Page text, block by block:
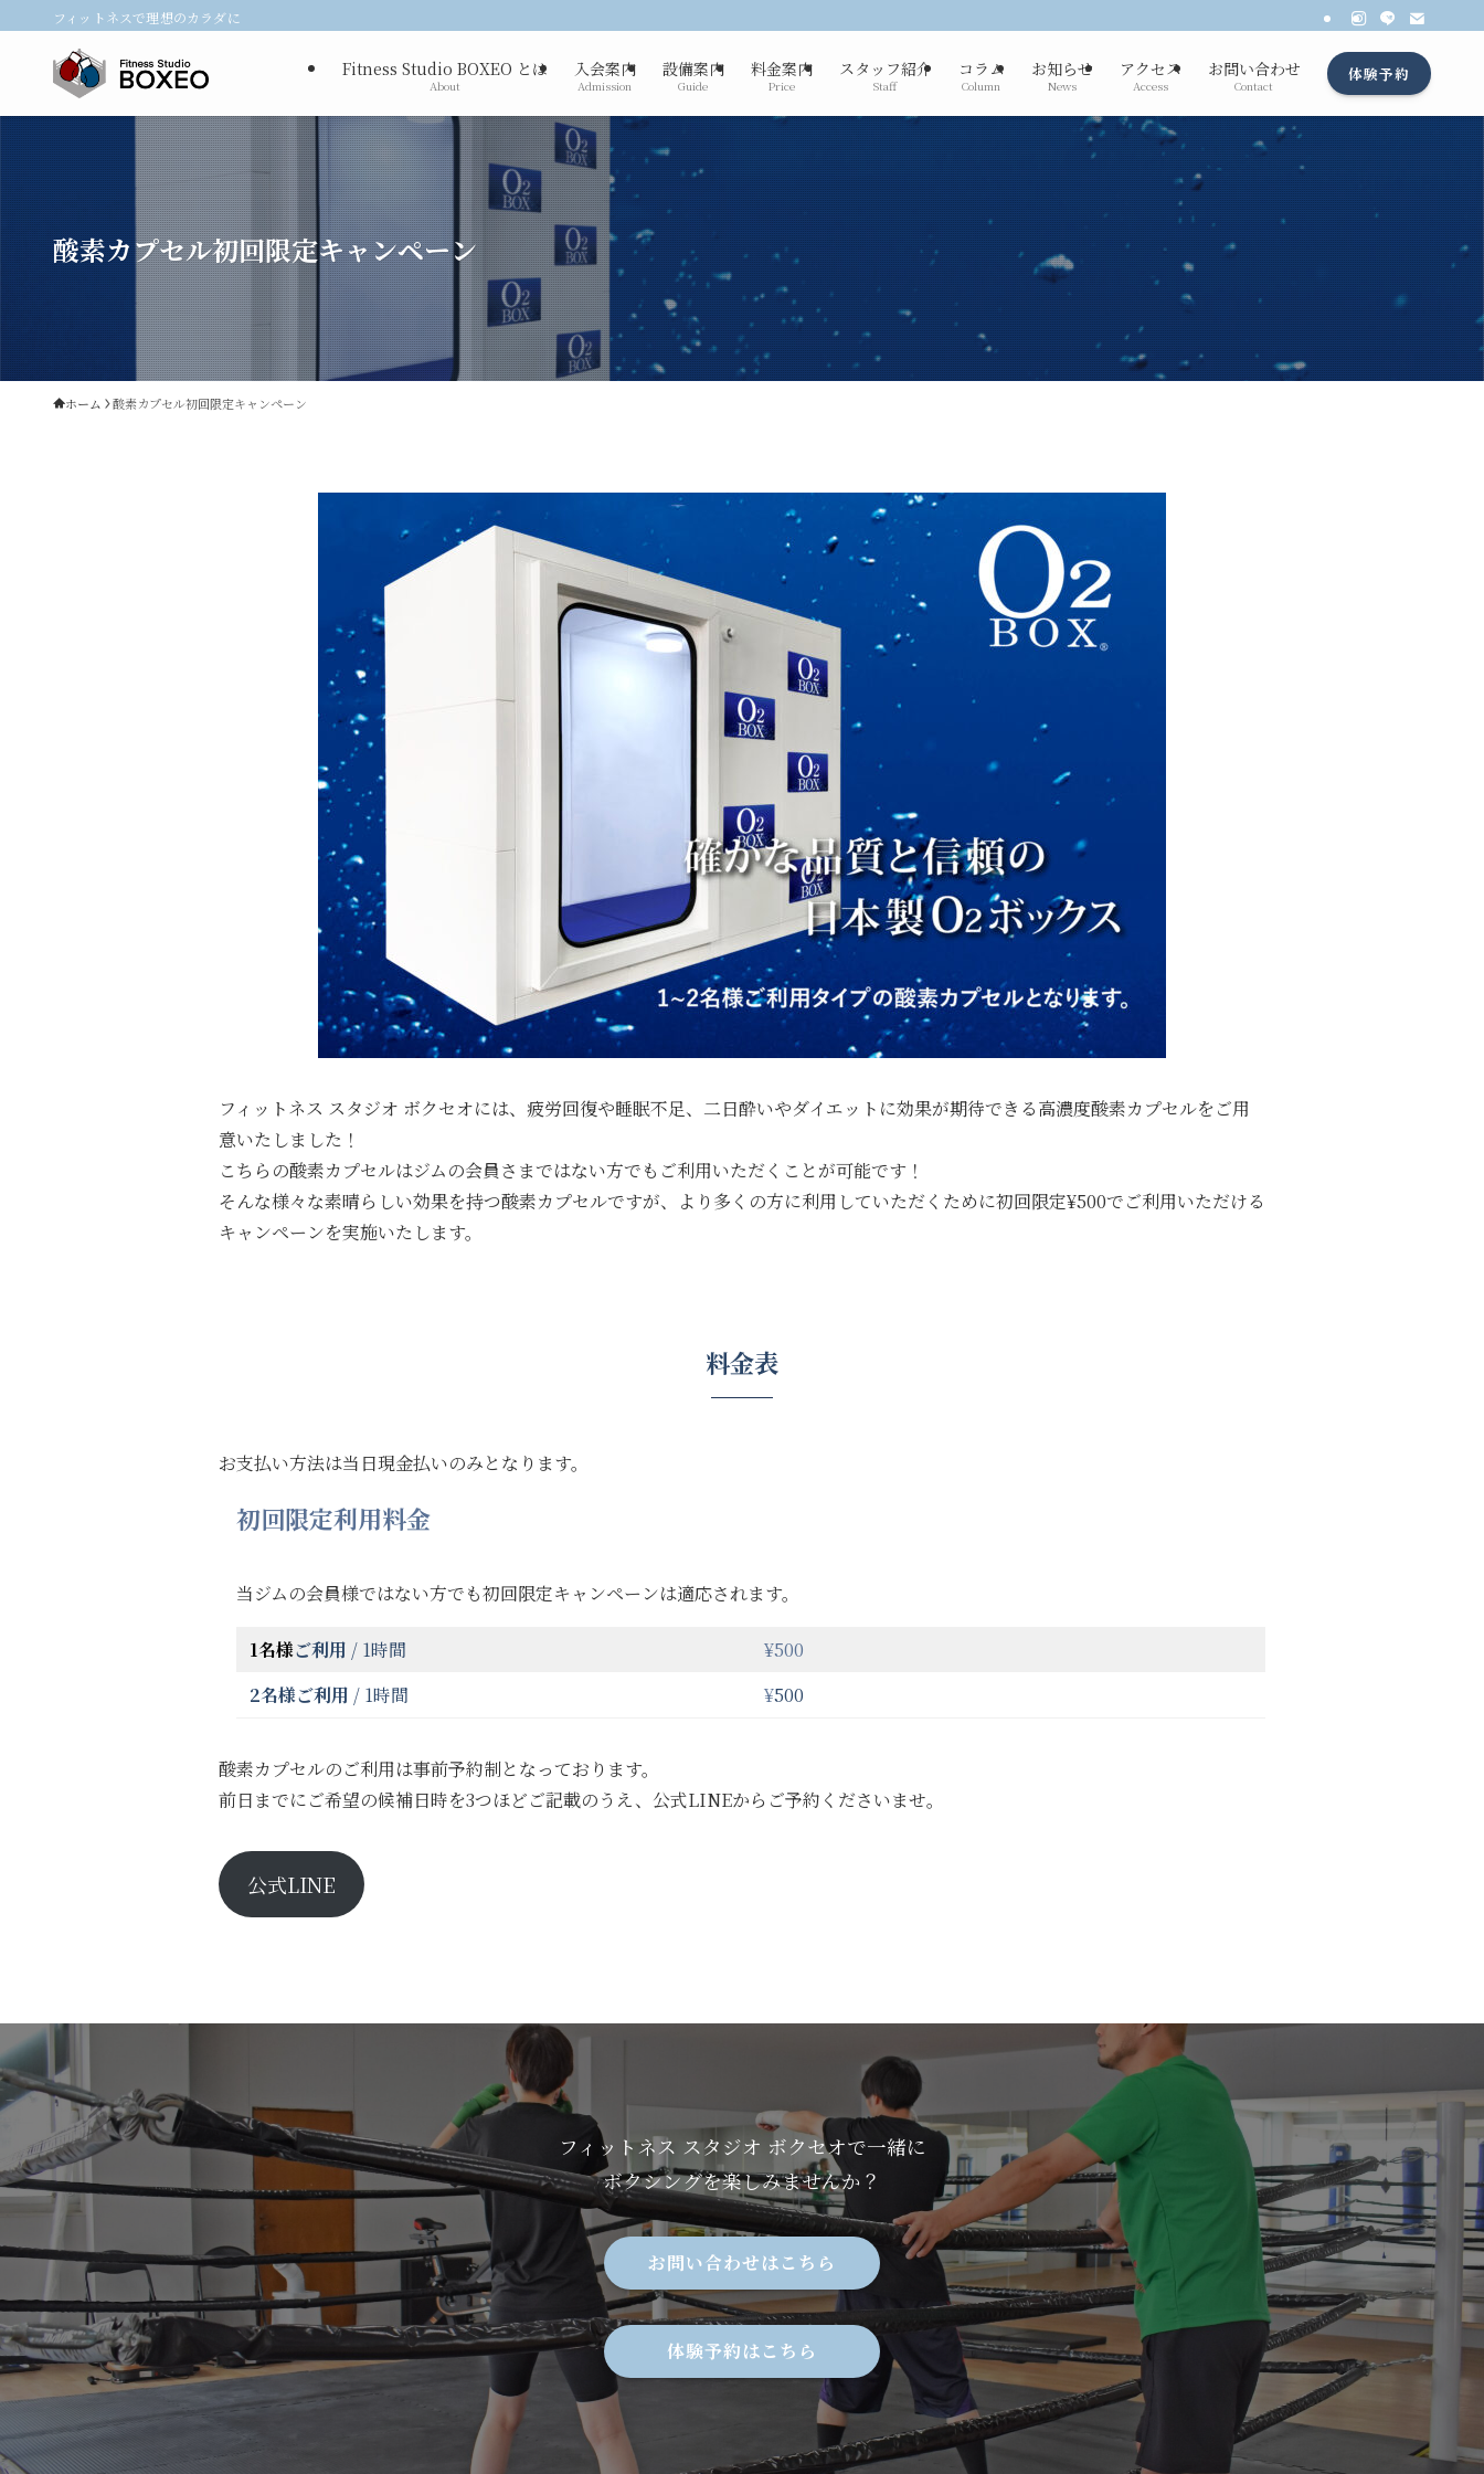
フィットネスで理想のカラダに
Fitness Studio BOXEO とは
About
入会案内
Admission
設備案内
Guide
料金案内
Price
スタッフ紹介
Staff
コラム
Column
お知らせ
News
アクセス
Access
お問い合わせ
Contact
体験予約
酸素カプセル初回限定キャンペーン
ホーム 酸素カプセル初回限定キャンペーン
フィットネス スタジオ ボクセオには、疲労回復や睡眠不足、二日酔いやダイエットに効果が期待できる高濃度酸素カプセルをご用
意いたしました！
こちらの酸素カプセルはジムの会員さまではない方でもご利用いただくことが可能です！
そんな様々な素晴らしい効果を持つ酸素カプセルですが、より多くの方に利用していただくために初回限定¥500でご利用いただける
キャンペーンを実施いたします。
料金表
お支払い方法は当日現金払いのみとなります。
初回限定利用料金
当ジムの会員様ではない方でも初回限定キャンペーンは適応されます。
1名様ご利用 / 1時間
¥500
2名様ご利用 / 1時間 ¥500
酸素カプセルのご利用は事前予約制となっております。
前日までにご希望の候補日時を3つほどご記載のうえ、公式LINEからご予約くださいませ。
公式LINE
フィットネス スタジオ ボクセオで一緒に
ボクシングを楽しみませんか？
お問い合わせはこちら
体験予約はこちら